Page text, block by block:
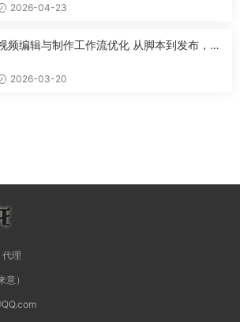
2026-04-23
频编辑与制作工作流优化 从脚本到发布，打
2026-03-20
理
）